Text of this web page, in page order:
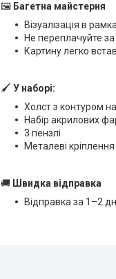
🖼 Багетна майстерня
Візуалізація в
Не переплачуйте
Картину легко
🖌 У наборі:
Холст з контуром
Набір акрилових
3 пензлі
Металеві кріплення
🚚 Швидка відправка
Відправка за 1–2